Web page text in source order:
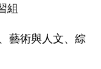
組
藝術與人文、綜